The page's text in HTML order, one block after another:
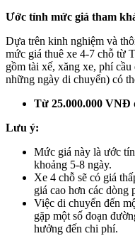
Ước tính mức giá tham
Dựa trên kinh nghiệm và
mức giá thuê xe 4-7 chỗ từ
gồm tài xế, xăng xe, phí
những ngày di chuyển) có
Từ 25.000.000 VNĐ
Lưu ý:
Mức giá này là ước
khoảng 5-8 ngày.
Xe 4 chỗ sẽ có giá
giá cao hơn các dòng
Việc di chuyển đến
gặp một số đoạn
hưởng đến chi phí.